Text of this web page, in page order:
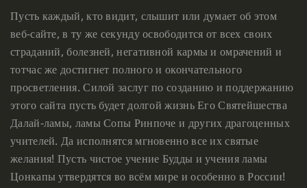
Пусть каждый, кто видит, слышит или думает об этом
веб-сайте, в ту же секунду освободится от всех своих
страданий, болезней, негативной кармы и омрачений и
тотчас же достигнет полного и окончательного
просветления. Силой заслуг по созданию и поддержанию
этого сайта пусть будет долгой жизнь Его Святейшества
Далай-ламы, ламы Сопы Ринпоче и других драгоценных
учителей. Да исполнятся мгновенно все их святые
желания! Пусть чистое учение Будды и учения ламы
Цонкапы утвердятся во всём мире и особенно в России!